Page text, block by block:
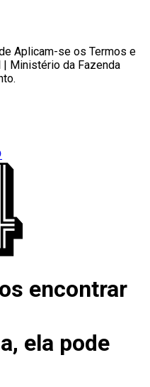
Aplicam-se os Termos e
Ministério da Fazenda
encontrar
ela pode